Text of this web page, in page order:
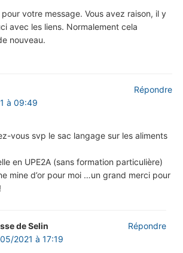
pour votre message. Vous avez raison, il y
avec les liens. Normalement cela
nouveau.
à 09:49
vous svp le sac langage sur les aliments
en UPE2A (sans formation particulière)
mine d’or pour moi …un grand merci pour
Répondre
de Selin
2021 à 17:19
Répondre